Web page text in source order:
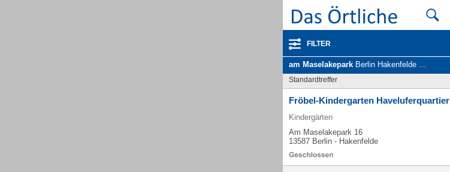
FILTER
am Maselakepark Berlin Hakenfelde - Unternehmen und Personen
Standardtreffer
Fröbel-Kindergarten Haveluferquartier
Kindergärten
Am Maselakepark 16
13587 Berlin - Hakenfelde